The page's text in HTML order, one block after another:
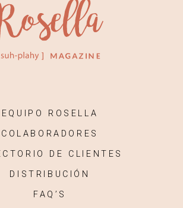
EQUIPO ROSELLA
COLABORADORES
DE CLIENTES
DISTRIBUCIÓN
FAQ’S